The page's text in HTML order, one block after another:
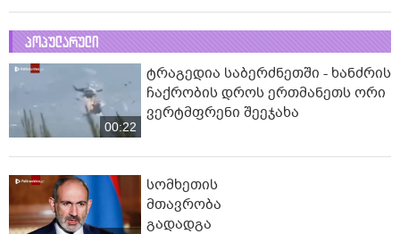
პოპულარული
00:22
ტრაგედია საბერძნეთში - ხანძრის
ჩაქრობის დროს ერთმანეთს ორი
ვერტმფრენი შეეჯახა
სომხეთის
მთავრობა
გადადგა